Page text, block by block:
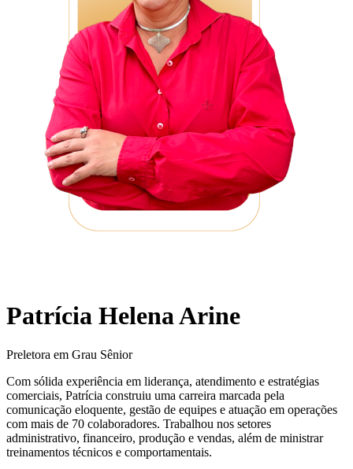
Patrícia Helena Arine
Preletora em Grau Sênior
Com sólida experiência em liderança, atendimento e estratégias
comerciais, Patrícia construiu uma carreira marcada pela
comunicação eloquente, gestão de equipes e atuação em operações
com mais de 70 colaboradores. Trabalhou nos setores
administrativo, financeiro, produção e vendas, além de ministrar
treinamentos técnicos e comportamentais.